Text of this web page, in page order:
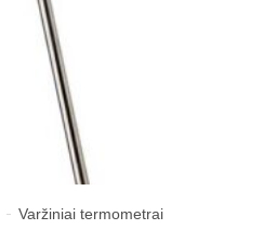
Varžiniai termometrai